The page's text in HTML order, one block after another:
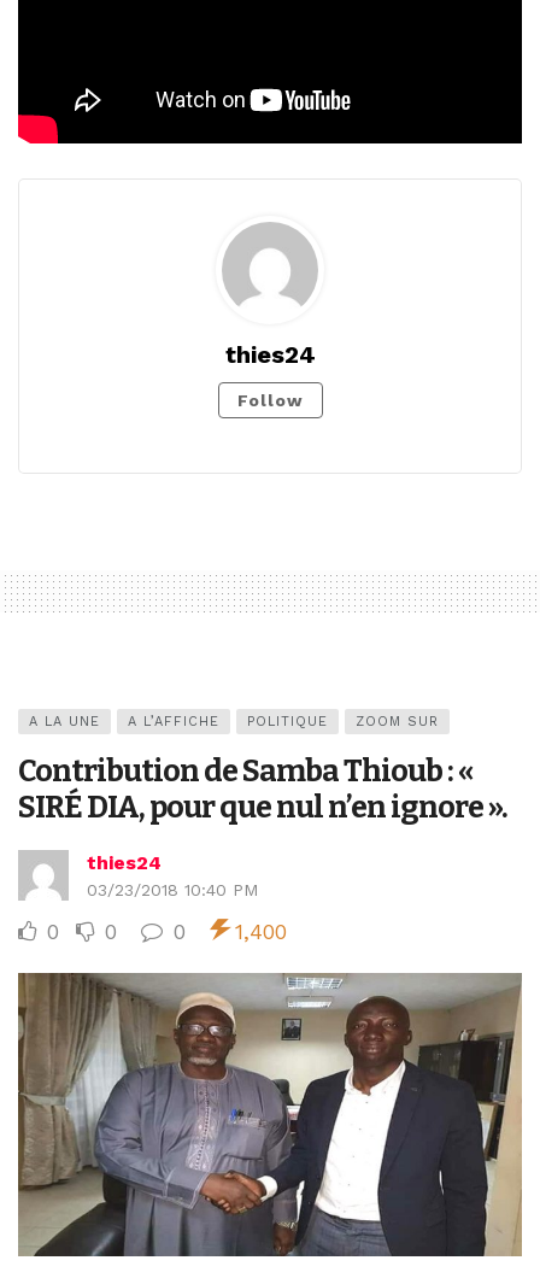
thies24
Follow
A LA UNE A L’AFFICHE POLITIQUE ZOOM SUR
Contribution de Samba Thioub : «
SIRÉ DIA, pour que nul n’en ignore ».
thies24
03/23/2018 10:40 PM
0 0 0 1,400